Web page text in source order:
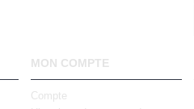
MON COMPTE
Compte